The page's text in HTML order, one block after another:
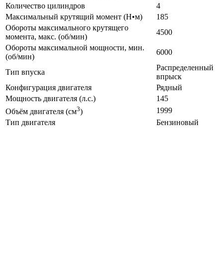
Количество цилиндров
4
Максимальный крутящий момент (Н•м)
185
Обороты максимального крутящего
момента, макс. (об/мин)
4500
Обороты максимальной мощности, мин.
(об/мин)
6000
Тип впуска
Распределенный
впрыск
Конфигурация двигателя
Рядный
Мощность двигателя (л.с.)
145
Объём двигателя (см3)
1999
Тип двигателя
Бензиновый